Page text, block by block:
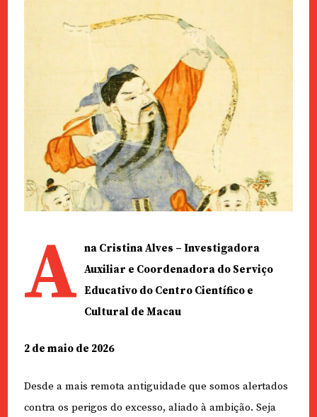
A na Cristina Alves – Investigadora
Auxiliar e Coordenadora do Serviço
Educativo do Centro Científico e
Cultural de Macau
2 de maio de 2026
Desde a mais remota antiguidade que somos alertados
contra os perigos do excesso, aliado à ambição. Seja